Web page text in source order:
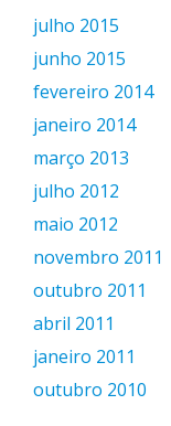
julho 2015
junho 2015
fevereiro 2014
janeiro 2014
março 2013
julho 2012
maio 2012
novembro 2011
outubro 2011
abril 2011
janeiro 2011
outubro 2010